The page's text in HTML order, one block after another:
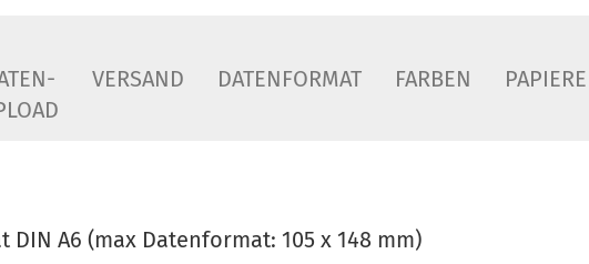
VERSAND DATENFORMAT FARBEN PAPIERE
DIN A6 (max Datenformat: 105 x 148 mm)